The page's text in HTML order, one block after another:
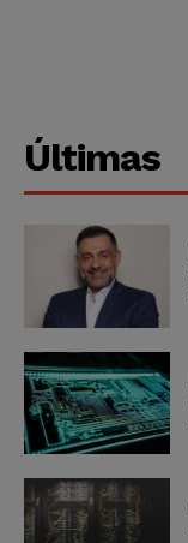
Últimas